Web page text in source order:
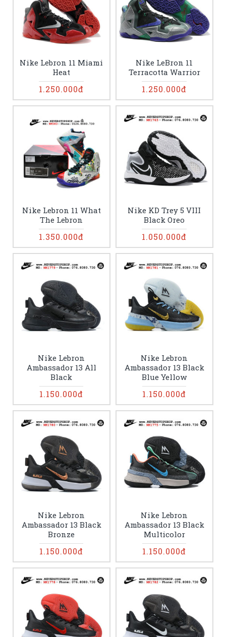
Nike Lebron 11 Miami
Heat
1.250.000đ
Nike LeBron 11
Terracotta Warrior
1.250.000đ
Nike Lebron 11 What
The Lebron
1.350.000đ
Nike KD Trey 5 VIII
Black Oreo
1.050.000đ
Nike Lebron
Ambassador 13 All
Black
1.150.000đ
Nike Lebron
Ambassador 13 Black
Blue Yellow
1.150.000đ
Nike Lebron
Ambassador 13 Black
Bronze
1.150.000đ
Nike Lebron
Ambassador 13 Black
Multicolor
1.150.000đ